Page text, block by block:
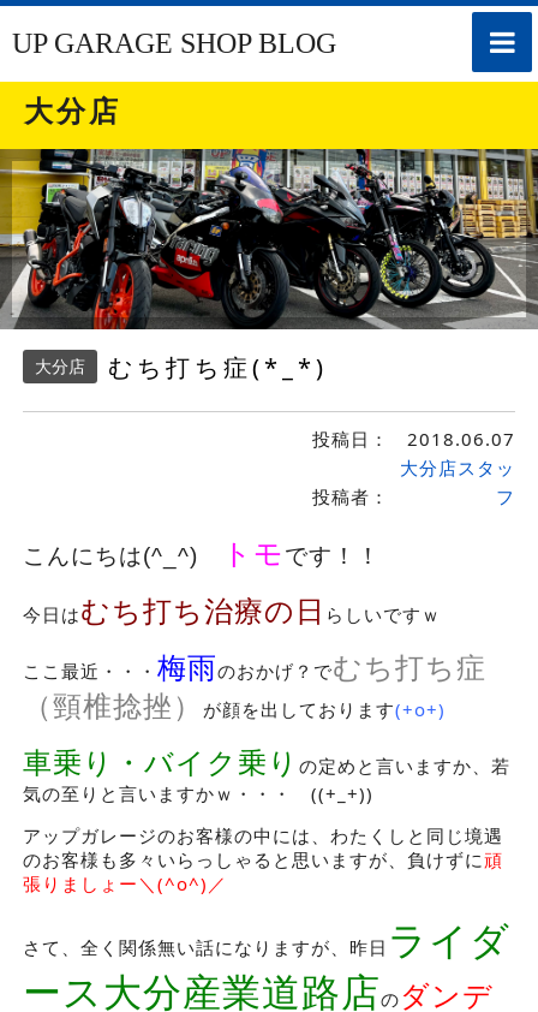
toggle
UP GARAGE SHOP BLOG
大分店
大分店 むち打ち症(*_*)
投稿日： 2018.06.07
投稿者：
大分店スタッ
フ
こんにちは(^_^) トモです！！
今日はむち打ち治療の日 らしいですｗ
ここ最近・・・ 梅雨のおかげ？でむち打ち症
（頸椎捻挫）
が顔を出しております(+o+)
車乗り・バイク乗り の定めと言いますか、若
気の至りと言いますかｗ・・・ ((+_+))
アップガレージのお客様の中には、わたくしと同じ境遇
のお客様も多々いらっしゃると思いますが、負けずに頑
張りましょー＼(^o^)／
さて、全く関係無い話になりますが、昨日 ライダ
ース大分産業道路店のダンデ